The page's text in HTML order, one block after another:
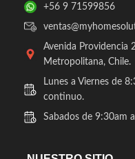
+56 9 71599856
Avenida Providencia
Metropolitana, Chile.
Lunes a Viernes de
continuo.
Sabados de 9:30am